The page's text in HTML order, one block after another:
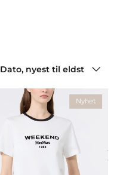
Dato, nyest til eldst
Nyhet